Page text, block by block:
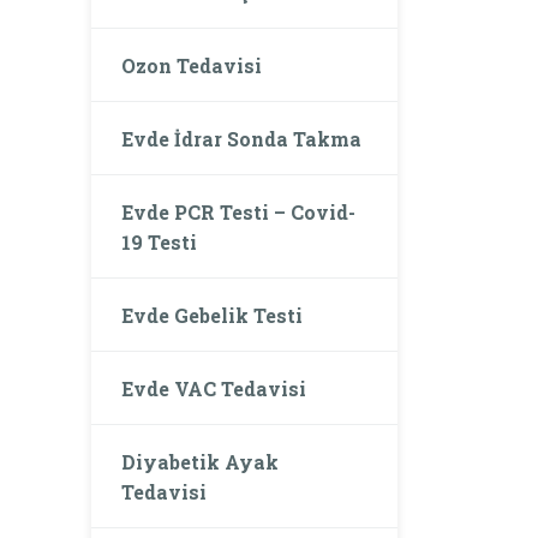
Ozon Tedavisi
Evde İdrar Sonda Takma
Evde PCR Testi – Covid-
19 Testi
Evde Gebelik Testi
Evde VAC Tedavisi
Diyabetik Ayak
Tedavisi